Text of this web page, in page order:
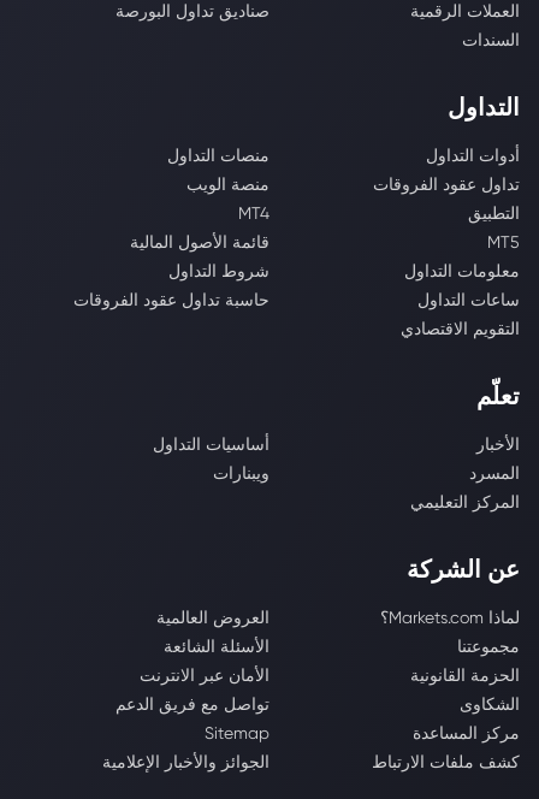
العملات الرقمية
صناديق تداول البورصة
السندات
التداول
أدوات التداول
منصات التداول
تداول عقود الفروقات
منصة الويب
التطبيق
MT4
MT5
قائمة الأصول المالية
معلومات التداول
شروط التداول
ساعات التداول
حاسبة تداول عقود الفروقات
التقويم الاقتصادي
تعلّم
الأخبار
أساسيات التداول
المسرد
ويبنارات
المركز التعليمي
عن الشركة
لماذا Markets.com؟
العروض العالمية
مجموعتنا
الأسئلة الشائعة
الحزمة القانونية
الأمان عبر الانترنت
الشكاوى
تواصل مع فريق الدعم
مركز المساعدة
Sitemap
كشف ملفات الارتباط
الجوائز والأخبار الإعلامية